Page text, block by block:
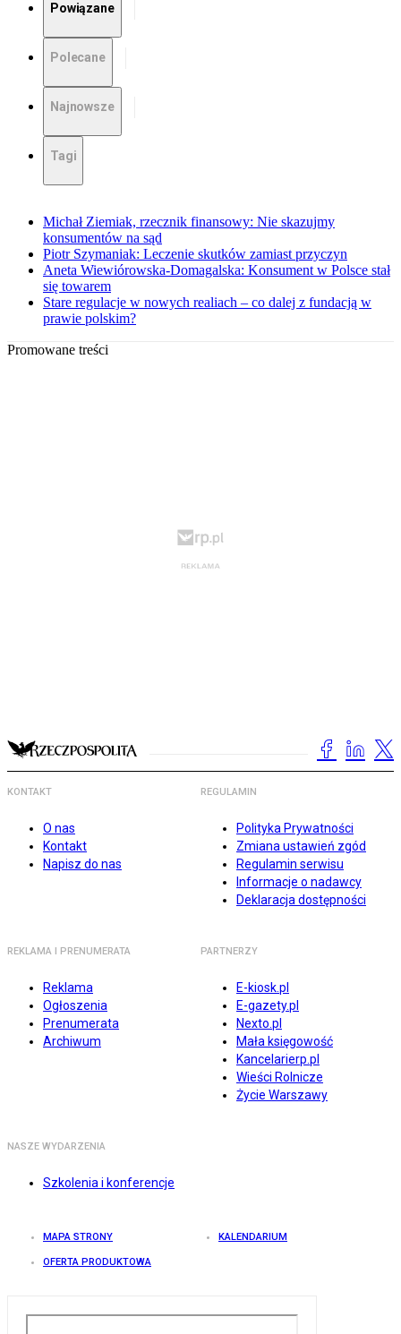
Powiązane
Polecane
Najnowsze
Tagi
Michał Ziemiak, rzecznik finansowy: Nie skazujmy
konsumentów na sąd
Piotr Szymaniak: Leczenie skutków zamiast przyczyn
Aneta Wiewiórowska-Domagalska: Konsument w Polsce stał
się towarem
Stare regulacje w nowych realiach – co dalej z fundacją w
prawie polskim?
Promowane treści
KONTAKT
O nas
Kontakt
Napisz do nas
REGULAMIN
Polityka Prywatności
Zmiana ustawień zgód
Regulamin serwisu
Informacje o nadawcy
Deklaracja dostępności
REKLAMA I PRENUMERATA
Reklama
Ogłoszenia
Prenumerata
Archiwum
PARTNERZY
E-kiosk.pl
E-gazety.pl
Nexto.pl
Mała księgowość
Kancelarierp.pl
Wieści Rolnicze
Życie Warszawy
NASZE WYDARZENIA
Szkolenia i konferencje
MAPA STRONY KALENDARIUM
OFERTA PRODUKTOWA